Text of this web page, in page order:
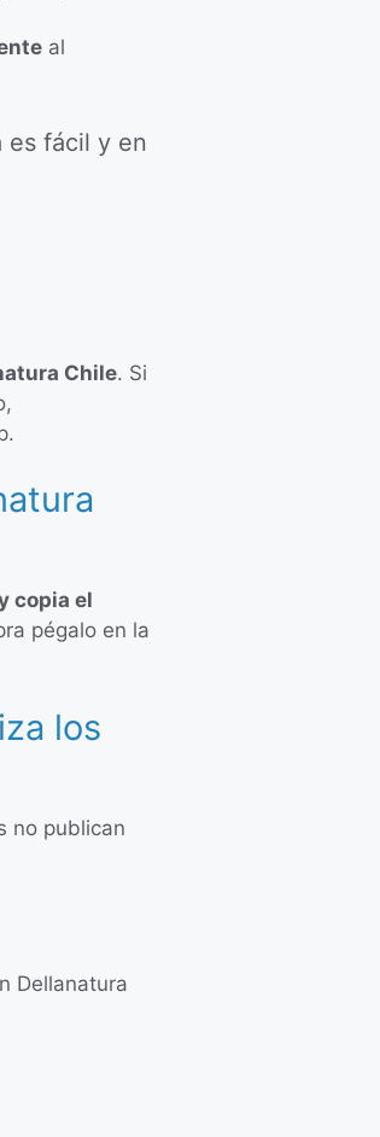
al
es fácil y en
Chile. Si
copia el
pégalo en la
los
no publican
Dellanatura